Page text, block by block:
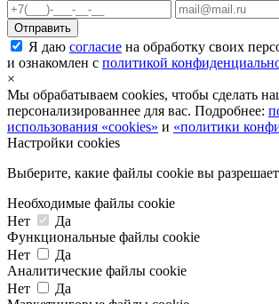
Я даю согласие на обработку своих
и ознакомлен с политикой
×
Мы обрабатываем cookies, чтобы сделать
персонализированнее для вас. Подробнее:
использования «cookies» и «политики
Настройки cookies
Выберите, какие файлы cookie вы
Необходимые файлы cookie
Нет
Да
Функциональные файлы cookie
Нет
Да
Аналитические файлы cookie
Нет
Да